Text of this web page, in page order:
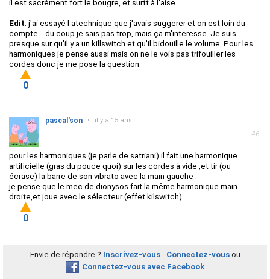
il est sacrément fort le bougre, et surtt à l'aise.
Edit: j'ai essayé l atechnique que j'avais suggerer et on est loin du
compte... du coup je sais pas trop, mais ça m'interesse. Je suis
presque sur qu'il y a un killswitch et qu'il bidouille le volume. Pour les
harmoniques je pense aussi mais on ne le vois pas trifouiller les
cordes donc je me pose la question.
0
#6
pascal'son • il y a 15 ans
pour les harmoniques (je parle de satriani) il fait une harmonique
artificielle (gras du pouce quoi) sur les cordes à vide ,et tir (ou
écrase) la barre de son vibrato avec la main gauche .
je pense que le mec de dionysos fait la même harmonique main
droite,et joue avec le sélecteur (effet kilswitch)
0
Envie de répondre ? Inscrivez-vous- Connectez-vousou
Connectez-vous avec Facebook